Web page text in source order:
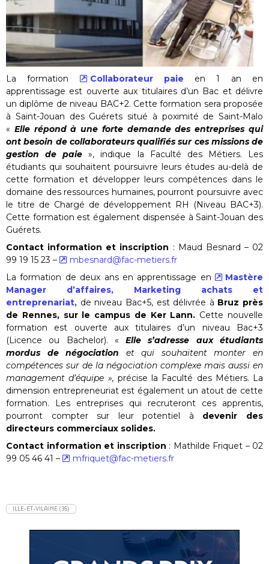
La formation Collaborateur paie en 1 an en
apprentissage est ouverte aux titulaires d’un Bac et délivre
un diplôme de niveau BAC+2. Cette formation sera proposée
à Saint-Jouan des Guérets situé à poximité de Saint-Malo
« Elle répond à une forte demande des entreprises qui
ont besoin de collaborateurs qualifiés sur ces missions de
gestion de paie », indique la Faculté des Métiers. Les
étudiants qui souhaitent poursuivre leurs études au-delà de
cette formation et développer leurs compétences dans le
domaine des ressources humaines, pourront poursuivre avec
le titre de Chargé de développement RH (Niveau BAC+3).
Cette formation est également dispensée à Saint-Jouan des
Guérets.
Contact information et inscription : Maud Besnard – 02
99 19 15 23 –
mbesnard@fac-metiers.fr
La formation de deux ans en apprentissage en
Mastère
Manager d’affaires, Marketing achats et
entreprenariat, de niveau Bac+5, est délivrée à Bruz près
de Rennes, sur le campus de Ker Lann. Cette nouvelle
formation est ouverte aux titulaires d’un niveau Bac+3
(Licence ou Bachelor). «Elle s’adresse aux étudiants
mordus de négociation et qui souhaitent monter en
compétences sur de la négociation complexe mais aussi en
management d’équipe », précise la Faculté des Métiers. La
dimension entrepreneuriat est également un atout de cette
formation. Les entreprises qui recruteront ces apprentis,
pourront compter sur leur potentiel à devenir des
directeurs commerciaux solides.
Contact information et inscription : Mathilde Friquet – 02
99 05 46 41 –
mfriquet@fac-metiers.fr
ILLE-ET-VILAINE (35)